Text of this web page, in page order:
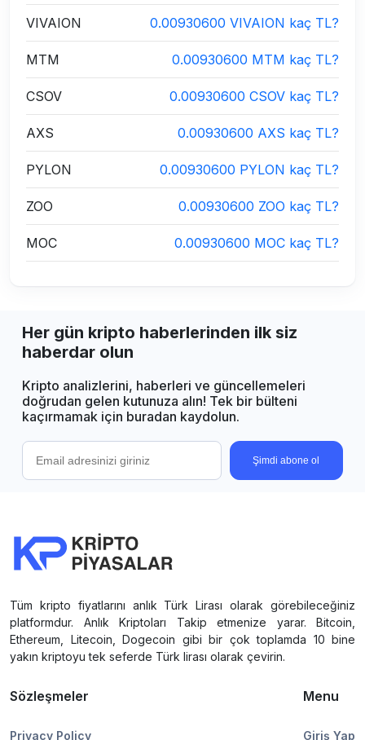
VIVAION 0.00930600 VIVAION kaç TL?
MTM 0.00930600 MTM kaç TL?
CSOV 0.00930600 CSOV kaç TL?
AXS 0.00930600 AXS kaç TL?
PYLON 0.00930600 PYLON kaç TL?
ZOO 0.00930600 ZOO kaç TL?
MOC 0.00930600 MOC kaç TL?
Her gün kripto haberlerinden ilk siz
haberdar olun
Kripto analizlerini, haberleri ve güncellemeleri
doğrudan gelen kutunuza alın! Tek bir bülteni
kaçırmamak için buradan kaydolun.
Şimdi abone ol
Tüm kripto fiyatlarını anlık Türk Lirası olarak görebileceğiniz
platformdur. Anlık Kriptoları Takip etmenize yarar. Bitcoin,
Ethereum, Litecoin, Dogecoin gibi bir çok toplamda 10 bine
yakın kriptoyu tek seferde Türk lirası olarak çevirin.
Sözleşmeler
Privacy Policy
Menu
Giriş Yap